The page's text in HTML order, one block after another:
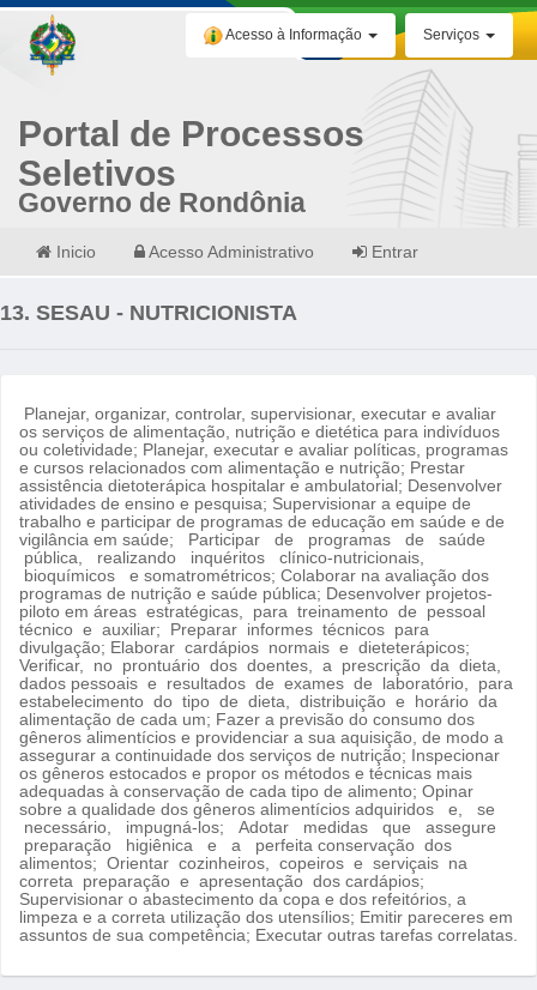
Serviços
Acesso à Informação
Portal de Processos
Seletivos
Governo de Rondônia
Inicio Acesso Administrativo Entrar
13. SESAU - NUTRICIONISTA
Planejar, organizar, controlar, supervisionar, executar e avaliar
os serviços de alimentação, nutrição e dietética para indivíduos
ou coletividade; Planejar, executar e avaliar políticas, programas
e cursos relacionados com alimentação e nutrição; Prestar
assistência dietoterápica hospitalar e ambulatorial; Desenvolver
atividades de ensino e pesquisa; Supervisionar a equipe de
trabalho e participar de programas de educação em saúde e de
vigilância em saúde; Participar de programas de saúde
pública, realizando inquéritos clínico-nutricionais,
bioquímicos e somatrométricos; Colaborar na avaliação dos
programas de nutrição e saúde pública; Desenvolver projetos-
piloto em áreas estratégicas, para treinamento de pessoal
técnico e auxiliar; Preparar informes técnicos para
divulgação; Elaborar cardápios normais e dieteterápicos;
Verificar, no prontuário dos doentes, a prescrição da dieta,
dados pessoais e resultados de exames de laboratório, para
estabelecimento do tipo de dieta, distribuição e horário da
alimentação de cada um; Fazer a previsão do consumo dos
gêneros alimentícios e providenciar a sua aquisição, de modo a
assegurar a continuidade dos serviços de nutrição; Inspecionar
os gêneros estocados e propor os métodos e técnicas mais
adequadas à conservação de cada tipo de alimento; Opinar
sobre a qualidade dos gêneros alimentícios adquiridos e, se
necessário, impugná-los; Adotar medidas que assegure
preparação higiênica e a perfeita conservação dos
alimentos; Orientar cozinheiros, copeiros e serviçais na
correta preparação e apresentação dos cardápios;
Supervisionar o abastecimento da copa e dos refeitórios, a
limpeza e a correta utilização dos utensílios; Emitir pareceres em
assuntos de sua competência; Executar outras tarefas correlatas.